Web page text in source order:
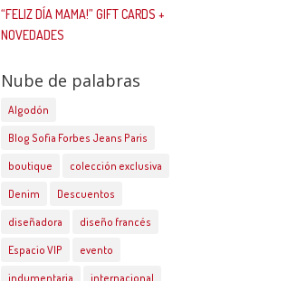
“FELIZ DÍA MAMA!” GIFT CARDS +
NOVEDADES
Nube de palabras
Algodón
Blog Sofia Forbes Jeans Paris
boutique colección exclusiva
Denim Descuentos
diseñadora diseño francés
Espacio VIP evento
indumentaria internacional